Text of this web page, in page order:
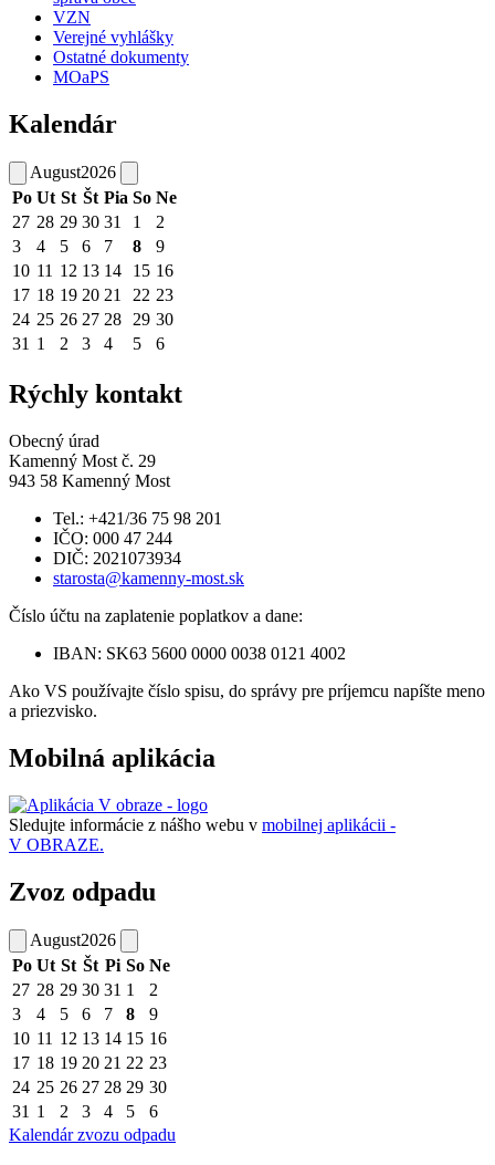
VZN
Verejné vyhlášky
Ostatné dokumenty
MOaPS
Kalendár
August2026
Po Ut St Št Pia So Ne
27 28 29 30 31 1
2
3
4 5 6 7 8
9
10 11 12 13 14 15 16
17 18 19 20 21 22 23
24 25 26 27 28 29 30
31 1 2 3 4 5 6
Rýchly kontakt
Obecný úrad
Kamenný Most č. 29
943 58 Kamenný Most
Tel.: +421/36 75 98 201
IČO: 000 47 244
DIČ: 2021073934
starosta@kamenny-most.sk
Číslo účtu na zaplatenie poplatkov a dane:
IBAN: SK63 5600 0000 0038 0121 4002
Ako VS používajte číslo spisu, do správy pre príjemcu napíšte meno
a priezvisko.
Mobilná aplikácia
Sledujte informácie z nášho webu v mobilnej aplikácii -
V OBRAZE.
Zvoz odpadu
August2026
Po Ut St Št Pi So Ne
27 28 29 30 31 1
2
3
4 5 6 7 8
9
10 11 12 13 14 15 16
17 18 19 20 21 22 23
24 25 26 27 28 29 30
31 1 2 3 4 5
6
Kalendár zvozu odpadu